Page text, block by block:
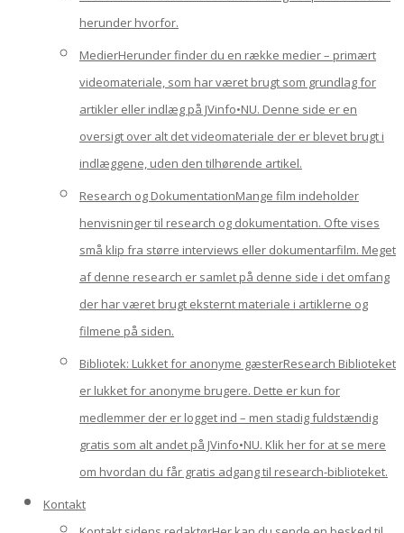
herunder hvorfor.
MedierHerunder finder du en række medier – primært
videomateriale, som har været brugt som grundlag for
artikler eller indlæg på JVinfo•NU. Denne side er en
oversigt over alt det videomateriale der er blevet brugt i
indlæggene, uden den tilhørende artikel.
Research og DokumentationMange film indeholder
henvisninger til research og dokumentation. Ofte vises
små klip fra større interviews eller dokumentarfilm. Meget
af denne research er samlet på denne side i det omfang
der har været brugt eksternt materiale i artiklerne og
filmene på siden.
Bibliotek: Lukket for anonyme gæsterResearch Biblioteket
er lukket for anonyme brugere. Dette er kun for
medlemmer der er logget ind – men stadig fuldstændig
gratis som alt andet på JVinfo•NU. Klik her for at se mere
om hvordan du får gratis adgang til research-biblioteket.
Kontakt